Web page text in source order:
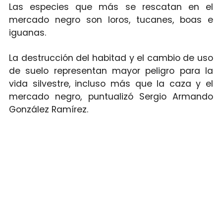
Las especies que más se rescatan en el
mercado negro son loros, tucanes, boas e
iguanas.
La destrucción del habitad y el cambio de uso
de suelo representan mayor peligro para la
vida silvestre, incluso más que la caza y el
mercado negro, puntualizó Sergio Armando
González Ramírez.